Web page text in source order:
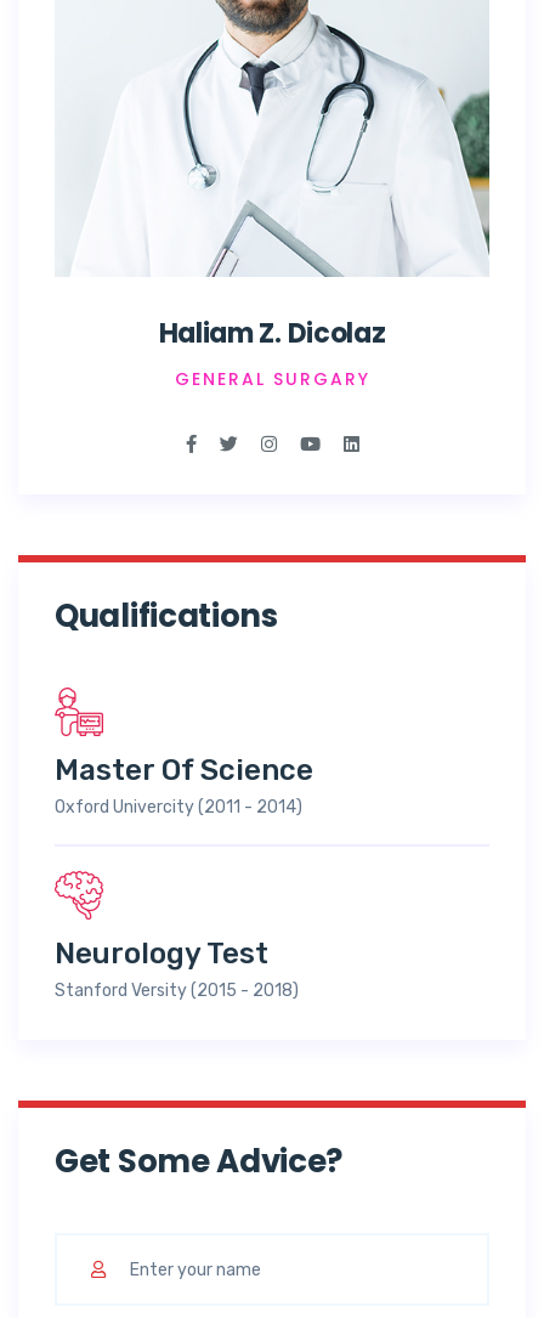
Haliam Z. Dicolaz
GENERAL SURGARY
Qualifications
Master Of Science
Oxford Univercity (2011 - 2014)
Neurology Test
Stanford Versity (2015 - 2018)
Get Some Advice?